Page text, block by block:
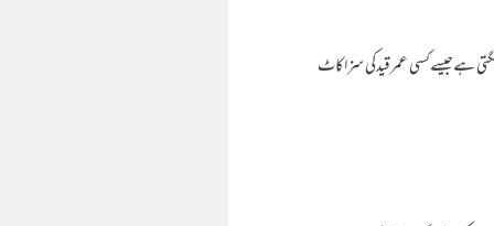
ہےجیسےکسی عمرقیدکی سزاکاٹ